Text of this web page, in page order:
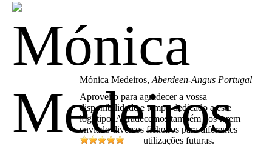
Mónica Medeiros, Aberdeen-Angus Portugal
Aproveito para agradecer a vossa
disponibilidade e tempo dedicado a este
logotipo. Agradecemos também nos terem
enviado diversos ficheiros para diferentes
utilizações futuras.